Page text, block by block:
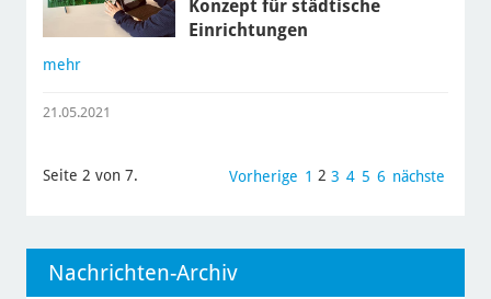
Konzept für städtische
Einrichtungen
mehr
21.05.2021
Seite 2 von 7. Vorherige 1 2 3 4 5 6 nächste
Nachrichten-Archiv